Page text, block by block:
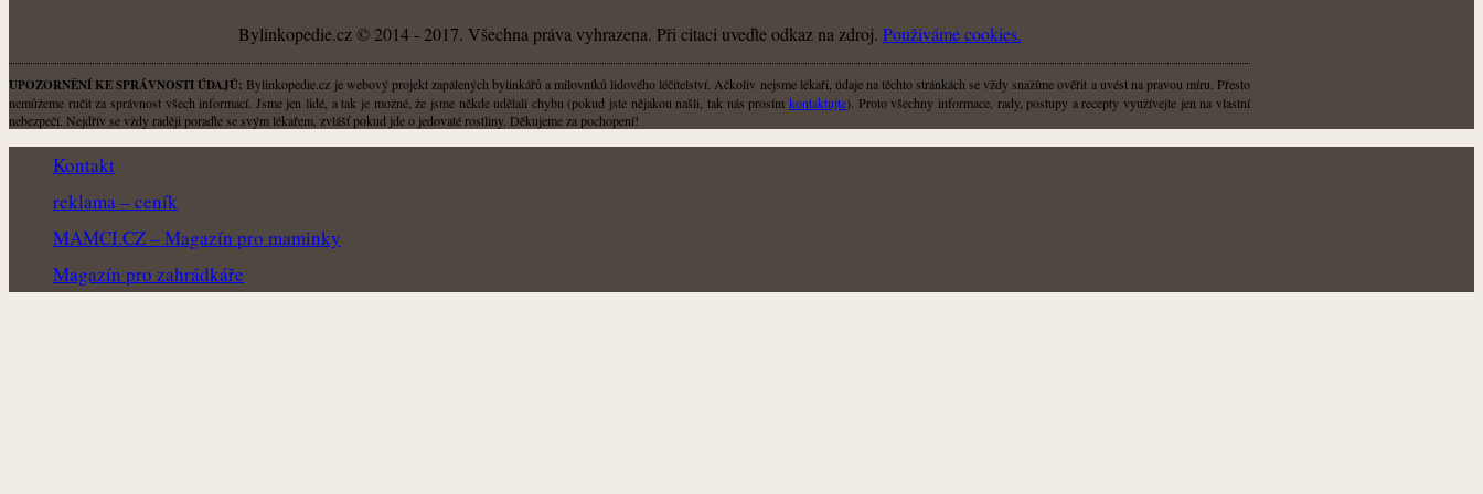
Bylinkopedie.cz © 2014 - 2017. Všechna práva vyhrazena. Při citaci uveďte odkaz na zdroj. Použiváme cookies.
UPOZORNĚNÍ KE SPRÁVNOSTI ÚDAJŮ: Bylinkopedie.cz je webový projekt zapálených bylinkářů a milovníků lidového léčitelství. Ačkoliv nejsme lékaři, údaje na těchto stránkách se vždy snažíme ověřit a uvést na pravou míru. Přesto
nemůžeme ručit za správnost všech informací. Jsme jen lidé, a tak je možné, že jsme někde udělali chybu (pokud jste nějakou našli, tak nás prosím kontaktujte). Proto všechny informace, rady, postupy a recepty využívejte jen na vlastní
nebezpečí. Nejdřív se vždy raději poraďte se svým lékařem, zvlášť pokud jde o jedovaté rostliny. Děkujeme za pochopení!
Kontakt
reklama – ceník
MAMCI.CZ – Magazín pro maminky
Magazín pro zahrádkáře